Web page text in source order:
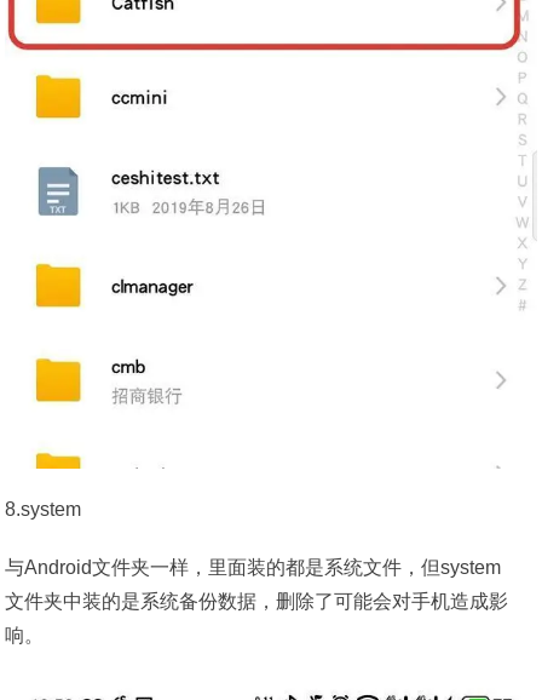
8.system
与Android文件夹一样，里面装的都是系统文件，但system
文件夹中装的是系统备份数据，删除了可能会对手机造成影
响。